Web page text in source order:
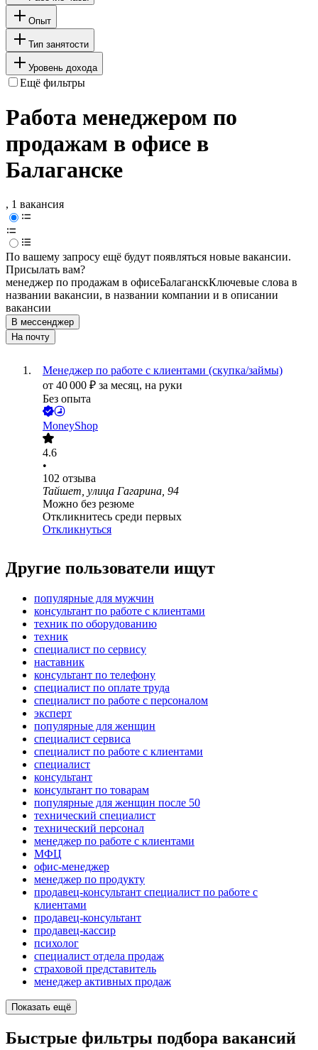
Опыт
Тип занятости
Уровень дохода
Ещё фильтры
Работа менеджером по
продажам в офисе в
Балаганске
, 1 вакансия
По вашему запросу ещё будут появляться новые вакансии.
Присылать вам?
менеджер по продажам в офисеБалаганскКлючевые слова в
названии вакансии, в названии компании и в описании
вакансии
В мессенджер
На почту
Менеджер по работе с клиентами (скупка/займы)
от 40 000 ₽ за месяц, на руки
Без опыта
MoneyShop
4.6
•
102 отзыва
Тайшет, улица Гагарина, 94
Можно без резюме
Откликнитесь среди первых
Откликнуться
Другие пользователи ищут
популярные для мужчин
консультант по работе с клиентами
техник по оборудованию
техник
специалист по сервису
наставник
консультант по телефону
специалист по оплате труда
специалист по работе с персоналом
эксперт
популярные для женщин
специалист сервиса
специалист по работе с клиентами
специалист
консультант
консультант по товарам
популярные для женщин после 50
технический специалист
технический персонал
менеджер по работе с клиентами
МФЦ
офис-менеджер
менеджер по продукту
продавец-консультант специалист по работе с
клиентами
продавец-консультант
продавец-кассир
психолог
специалист отдела продаж
страховой представитель
менеджер активных продаж
Показать ещё
Быстрые фильтры подбора вакансий